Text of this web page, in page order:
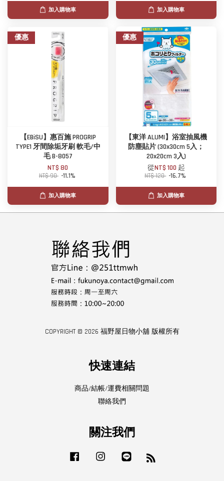
加入購物車 加入購物車
優惠
【EBiSU】惠百施 PROGRIP
TYPE1 牙間除垢牙刷 軟毛/中
毛 B-8057
NT$ 80
NT$ 90 -11.1%
加入購物車
優惠
【東洋 ALUMI】浴室抽風機
防塵貼片 (30x30cm 5入；
20x20cm 3入)
從NT$ 100 起
NT$ 120 -16.7%
加入購物車
COPYRIGHT © 2026 福野屋日物小舖 版權所有
快速連結
商品/結帳/運費相關問題
聯絡我們
關注我們
Facebook Instagram